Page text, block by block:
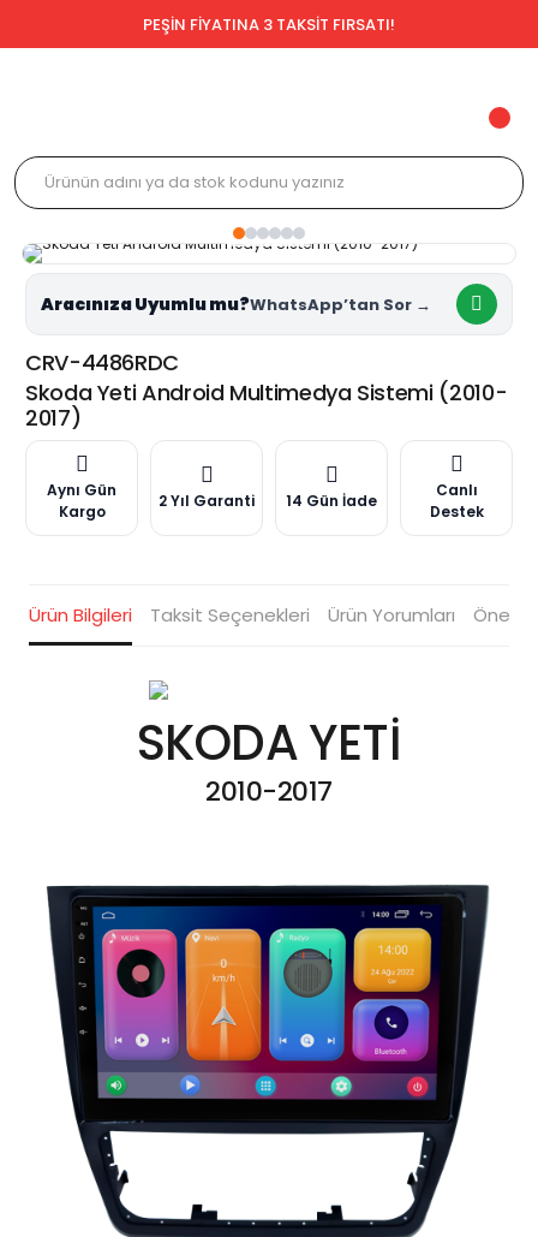
PEŞİN FİYATINA 3 TAKSİT FIRSATI!
Aracınıza Uyumlu mu?
CRV-4486RDC
Skoda Yeti Android Multimedya Sistemi (2010-
2017)
Aynı Gün
Kargo
2 Yıl Garanti 14 Gün İade
Canlı
Destek
Ürün Bilgileri Taksit Seçenekleri Ürün Yorumları
SKODA YETİ
2010-2017